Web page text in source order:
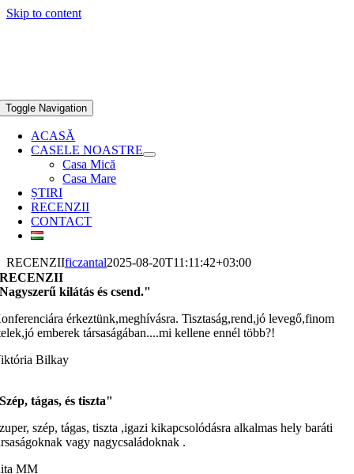
Skip to content
Toggle Navigation
ACASĂ
CASELE NOASTRE
Casa Mică
Casa Mare
ȘTIRI
RECENZII
CONTACT
RECENZIIficzantal2025-08-20T11:11:42+03:00
RECENZII
kilátás és csend."
érkeztünk,meghívásra. Tisztaság,rend,jó levegő,finom
emberek társaságában....mi kellene ennél több?!
Bilkay
tágas, és tiszta"
szép, tágas, tiszta ,igazi kikapcsolódásra alkalmas hely baráti
vagy nagycsaládoknak .
MM